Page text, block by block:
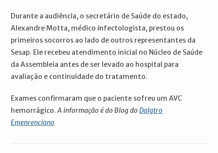
Durante a audiência, o secretário de Saúde do estado,
Alexandre Motta, médico infectologista, prestou os
primeiros socorros ao lado de outros representantes da
Sesap. Ele recebeu atendimento inicial no Núcleo de Saúde
da Assembleia antes de ser levado ao hospital para
avaliação e continuidade do tratamento.
Exames confirmaram que o paciente sofreu um AVC
hemorrágico.A informação é do Blog doDalgtro
Emenrenciano